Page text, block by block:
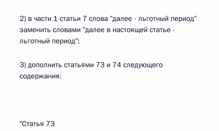
2) в части 1 статьи 7 слова "далее - льготный период"
заменить словами "далее в настоящей статье -
льготный период";
3) дополнить статьями 73 и 74 следующего
содержания:
"Статья 73